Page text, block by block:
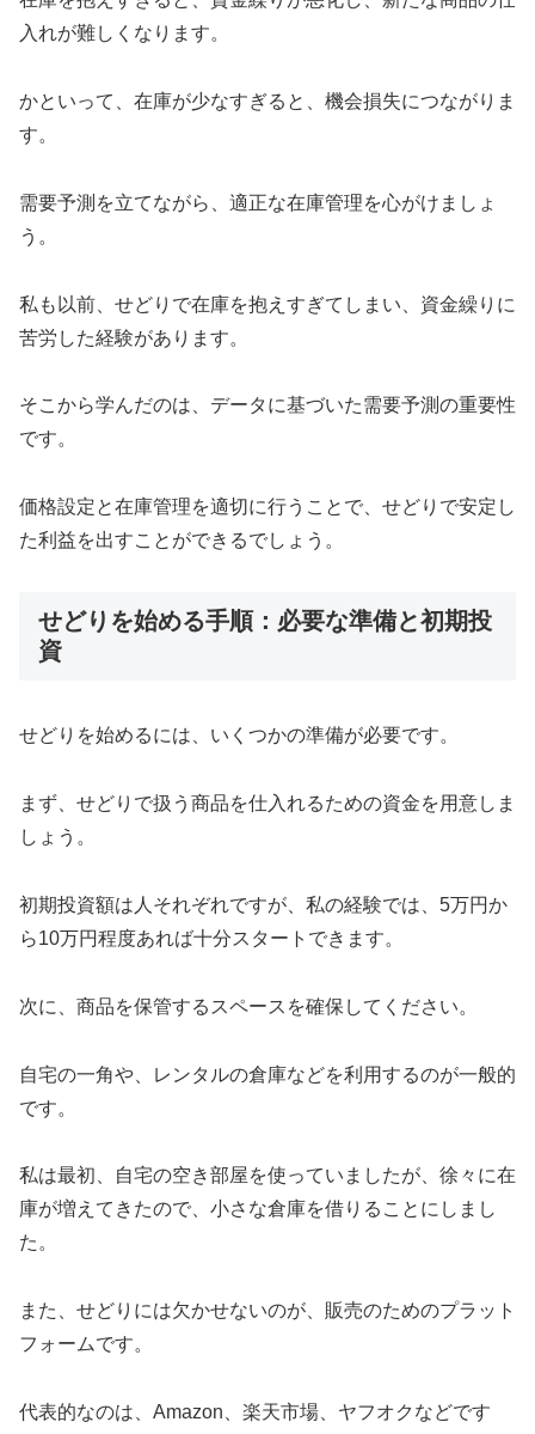
入れが難しくなります。
かといって、在庫が少なすぎると、機会損失につながりま
す。
需要予測を立てながら、適正な在庫管理を心がけましょ
う。
私も以前、せどりで在庫を抱えすぎてしまい、資金繰りに
苦労した経験があります。
そこから学んだのは、データに基づいた需要予測の重要性
です。
価格設定と在庫管理を適切に行うことで、せどりで安定し
た利益を出すことができるでしょう。
せどりを始める手順：必要な準備と初期投
資
せどりを始めるには、いくつかの準備が必要です。
まず、せどりで扱う商品を仕入れるための資金を用意しま
しょう。
初期投資額は人それぞれですが、私の経験では、5万円か
ら10万円程度あれば十分スタートできます。
次に、商品を保管するスペースを確保してください。
自宅の一角や、レンタルの倉庫などを利用するのが一般的
です。
私は最初、自宅の空き部屋を使っていましたが、徐々に在
庫が増えてきたので、小さな倉庫を借りることにしまし
た。
また、せどりには欠かせないのが、販売のためのプラット
フォームです。
代表的なのは、Amazon、楽天市場、ヤフオクなどです